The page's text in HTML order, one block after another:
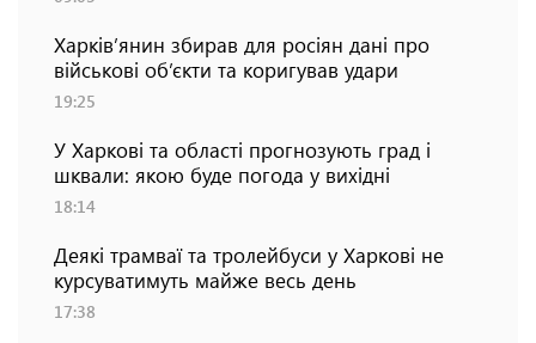
Харків’янин збирав для росіян дані про
військові об’єкти та коригував удари
19:25
У Харкові та області прогнозують град і
шквали: якою буде погода у вихідні
18:14
Деякі трамваї та тролейбуси у Харкові не
курсуватимуть майже весь день
17:38